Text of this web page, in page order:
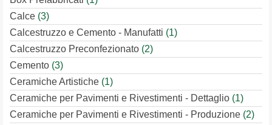
Calce (3)
Calcestruzzo e Cemento - Manufatti (1)
Calcestruzzo Preconfezionato (2)
Cemento (3)
Ceramiche Artistiche (1)
Ceramiche per Pavimenti e Rivestimenti - Dettaglio (1)
Ceramiche per Pavimenti e Rivestimenti - Produzione (2)